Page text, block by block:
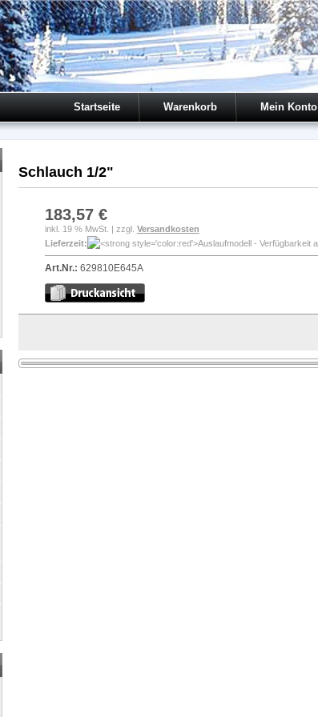
Startseite Warenkorb Mein Konto
Schlauch 1/2"
183,57 €
inkl. 19 % MwSt. | zzgl. Versandkosten
Lieferzeit:
Art.Nr.: 629810E645A